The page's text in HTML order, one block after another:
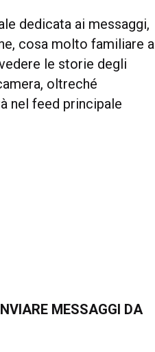
dedicata ai messaggi,
cosa molto familiare a
le storie degli
oltreché
nel feed principale
MESSAGGI DA